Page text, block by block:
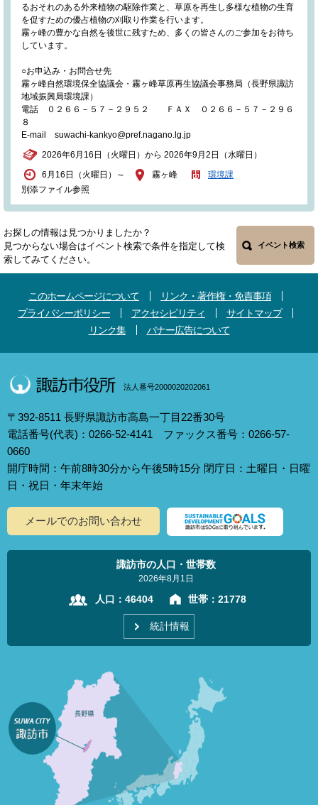
るおそれのある外来植物の駆除作業と、草原を再生し多様な植物の生育
を促すための優占植物の刈取り作業を行います。
霧ヶ峰の豊かな自然を後世に残すため、多くの皆さんのご参加をお待ち
しています。
○お申込み・お問合せ先
霧ヶ峰自然環境保全協議会・霧ヶ峰草原再生協議会事務局（長野県諏訪
地域振興局環境課）
電話 ０２６６－５７－２９５２ ＦＡＸ ０２６６－５７－２９６
８
E-mail suwachi-kankyo@pref.nagano.lg.jp
2026年6月16日（火曜日）から 2026年9月2日（水曜日）
6月16日（火曜日）～
別添ファイル参照
霧ヶ峰 環境課
お探しの情報は見つかりましたか？
見つからない場合はイベント検索で条件を指定して検
索してみてください。
イベント検索
このホームページについて
リンク・著作権・免責事項
プライバシーポリシー
アクセシビリティ
サイトマップ
リンク集
バナー広告について
法人番号2000020202061
〒392-8511 長野県諏訪市高島一丁目22番30号
電話番号(代表)：0266-52-4141 ファックス番号：0266-57-
0660
開庁時間：午前8時30分から午後5時15分 閉庁日：土曜日・日曜
日・祝日・年末年始
メールでのお問い合わせ
諏訪市の人口・世帯数
2026年8月1日
人口： 46404 世帯： 21778
統計情報